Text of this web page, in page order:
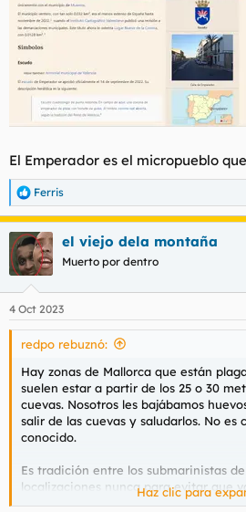
El Emperador es el micropueblo
R
e
a
c
c
i
e
s
Ferris
el viejo dela montaña
Muerto por dentro
4 Oct 2023
redpo rebuznó:
Hay zonas de Mallorca que están
suelen estar a partir de los 25 o 30
cuevas. Nosotros les bajábamos
salir de las cuevas y saludarlos. No es
conocido.
Es tradición entre los submarinistas
localizaciones nunca para evitar que
Haz clic para